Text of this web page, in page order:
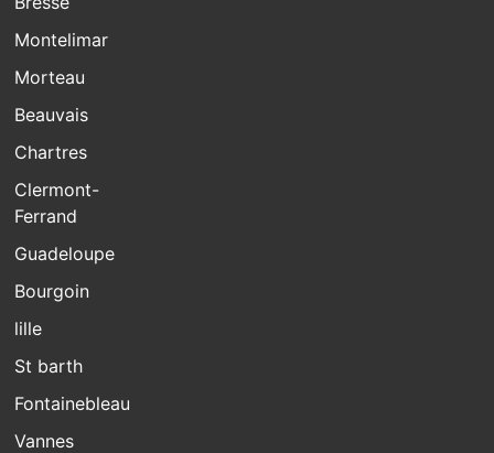
Montelimar
Morteau
Beauvais
Chartres
Clermont-
Ferrand
Guadeloupe
Bourgoin
lille
St barth
Fontainebleau
Vannes